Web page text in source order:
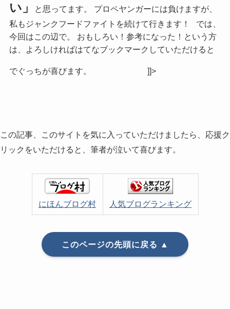
い」
と思ってます。 プロペヤンガーには負けますが、
私もジャンクフードファイトを続けて行きます！ では、
今回はこの辺で。 おもしろい！参考になった！という方
は、よろしければはてなブックマークしていただけると
でぐっちが喜びます。 ]]>
この記事、このサイトを気に入っていただけましたら、応援ク
リックをいただけると、筆者が泣いて喜びます。
にほんブログ村 人気ブログランキング
このページの先頭に戻る ▲